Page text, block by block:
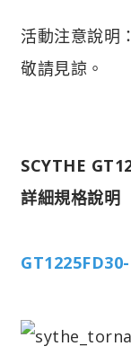
活動注意說明
敬請見諒。
SCYTHE
詳細規格說明